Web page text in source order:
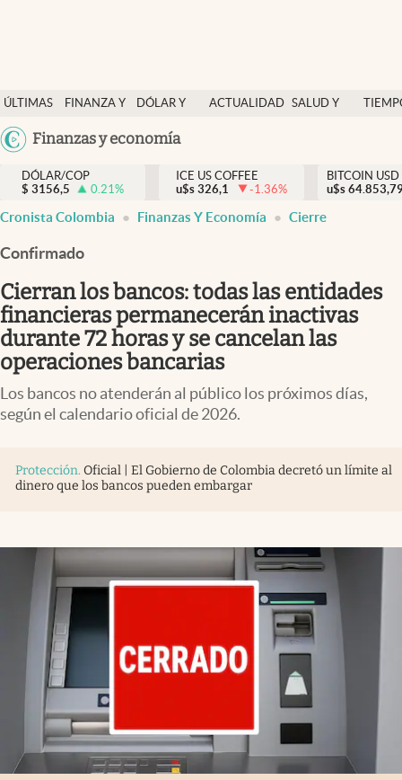
ÚLTIMAS
NOTICIAS
FINANZA Y
DÓLAR Y
ACTUALIDAD SALUD Y
México
Finanzas y economía
Salud y nutrición
Vida espiritual
Actualidad
Colombia
DÓLAR/COP
$ 3156,5 0.21%
ICE US COFFEE
u$s 326,1 -1.36%
BITCOIN USD
u$s
Cronista Colombia Finanzas Y Economía Cierre
Confirmado
Cierran los bancos: todas las entidades
financieras permanecerán inactivas
durante 72 horas y se cancelan las
operaciones bancarias
Los bancos no atenderán al público los próximos días,
según el calendario oficial de 2026.
Protección. Oficial | El Gobierno de Colombia decretó un límite al
dinero que los bancos pueden embargar